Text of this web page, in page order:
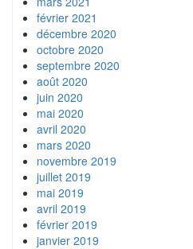
février 2021
décembre 2020
octobre 2020
septembre 2020
août 2020
juin 2020
mai 2020
avril 2020
mars 2020
novembre 2019
juillet 2019
mai 2019
avril 2019
février 2019
janvier 2019